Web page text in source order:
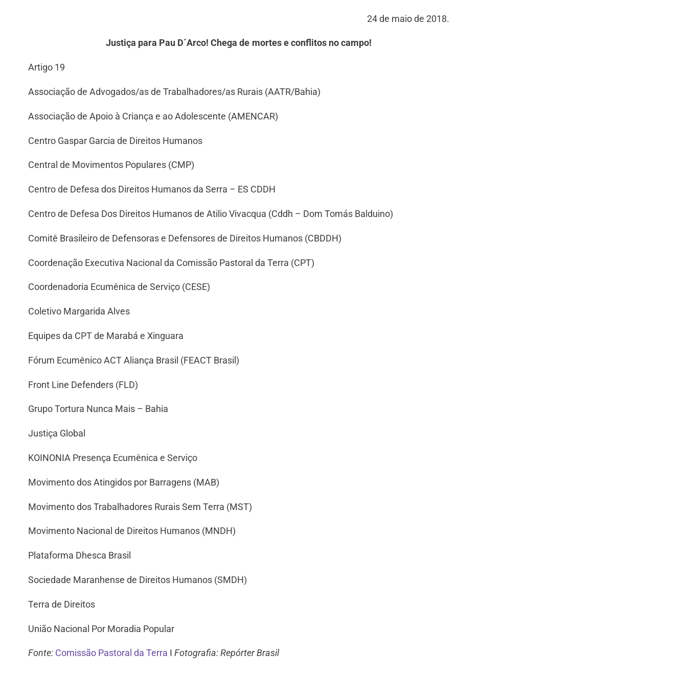
24 de maio de 2018.
Justiça para Pau D´Arco! Chega de mortes e conflitos no campo!
Artigo 19
Associação de Advogados/as de Trabalhadores/as Rurais (AATR/Bahia)
Associação de Apoio à Criança e ao Adolescente (AMENCAR)
Centro Gaspar Garcia de Direitos Humanos
Central de Movimentos Populares (CMP)
Centro de Defesa dos Direitos Humanos da Serra – ES CDDH
Centro de Defesa Dos Direitos Humanos de Atilio Vivacqua (Cddh – Dom Tomás Balduino)
Comitê Brasileiro de Defensoras e Defensores de Direitos Humanos (CBDDH)
Coordenação Executiva Nacional da Comissão Pastoral da Terra (CPT)
Coordenadoria Ecumênica de Serviço (CESE)
Coletivo Margarida Alves
Equipes da CPT de Marabá e Xinguara
Fórum Ecumênico ACT Aliança Brasil (FEACT Brasil)
Front Line Defenders (FLD)
Grupo Tortura Nunca Mais – Bahia
Justiça Global
KOINONIA Presença Ecumênica e Serviço
Movimento dos Atingidos por Barragens (MAB)
Movimento dos Trabalhadores Rurais Sem Terra (MST)
Movimento Nacional de Direitos Humanos (MNDH)
Plataforma Dhesca Brasil
Sociedade Maranhense de Direitos Humanos (SMDH)
Terra de Direitos
União Nacional Por Moradia Popular
Fonte: Comissão Pastoral da Terra I Fotografia: Repórter Brasil